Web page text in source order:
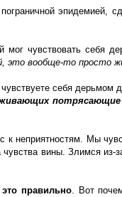
эпидемией,
чувствовать себя
это вообще-то просто
себя дерьмом
к неприятностям. Мы
вины. Злимся
правильно. Вот